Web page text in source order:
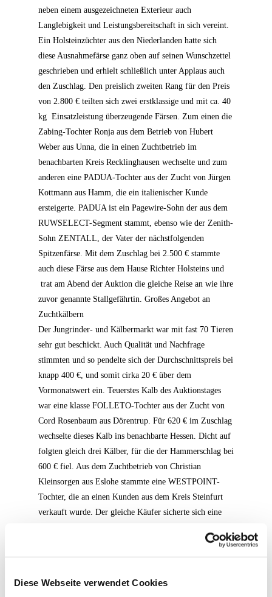
Diese Webseite verwendet Cookies
neben einem ausgezeichneten Exterieur auch
Langlebigkeit und Leistungsbereitschaft in sich vereint.
Ein Holsteinzüchter aus den Niederlanden hatte sich
diese Ausnahmefärse ganz oben auf seinen Wunschzettel
geschrieben und erhielt schließlich unter Applaus auch
den Zuschlag. Den preislich zweiten Rang für den Preis
von 2.800 € teilten sich zwei erstklassige und mit ca. 40
kg Einsatzleistung überzeugende Färsen. Zum einen die
Zabing-Tochter Ronja aus dem Betrieb von Hubert
Weber aus Unna, die in einen Zuchtbetrieb im
benachbarten Kreis Recklinghausen wechselte und zum
anderen eine PADUA-Tochter aus der Zucht von Jürgen
Kottmann aus Hamm, die ein italienischer Kunde
ersteigerte. PADUA ist ein Pagewire-Sohn der aus dem
RUWSELECT-Segment stammt, ebenso wie der Zenith-
Sohn ZENTALL, der Vater der nächstfolgenden
Spitzenfärse. Mit dem Zuschlag bei 2.500 € stammte
auch diese Färse aus dem Hause Richter Holsteins und
trat am Abend der Auktion die gleiche Reise an wie ihre
zuvor genannte Stallgefährtin. Großes Angebot an
Zuchtkälbern
Der Jungrinder- und Kälbermarkt war mit fast 70 Tieren
sehr gut beschickt. Auch Qualität und Nachfrage
stimmten und so pendelte sich der Durchschnittspreis bei
knapp 400 €, und somit cirka 20 € über dem
Vormonatswert ein. Teuerstes Kalb des Auktionstages
war eine klasse FOLLETO-Tochter aus der Zucht von
Cord Rosenbaum aus Dörentrup. Für 620 € im Zuschlag
wechselte dieses Kalb ins benachbarte Hessen. Dicht auf
folgten gleich drei Kälber, für die der Hammerschlag bei
600 € fiel. Aus dem Zuchtbetrieb von Christian
Kleinsorgen aus Eslohe stammte eine WESTPOINT-
Tochter, die an einen Kunden aus dem Kreis Steinfurt
verkauft wurde. Der gleiche Käufer sicherte sich eine
SHEFFIELD-Tochter aus der Zucht von Richard
wechselte.